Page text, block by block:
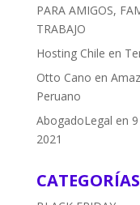
PARA AMIGOS,
TRABAJO
Hosting Chile en
Otto Cano en
Peruano
AbogadoLegal en
2021
CATEGORÍAS